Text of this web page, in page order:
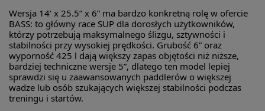
Wersja 14’ x 25.5” x 6” ma bardzo konkretną rolę w ofercie
BASS: to główny race SUP dla dorosłych użytkowników,
którzy potrzebują maksymalnego ślizgu, sztywności i
stabilności przy wysokiej prędkości. Grubość 6” oraz
wyporność 425 l dają większy zapas objętości niż niższe,
bardziej techniczne wersje 5”, dlatego ten model lepiej
sprawdzi się u zaawansowanych paddlerów o większej
wadze lub osób szukających większej stabilności podczas
treningu i startów.